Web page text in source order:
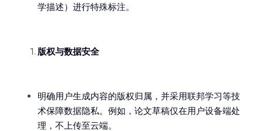
学描述）进行特殊标注。
版权与数据安全
明确用户生成内容的版权归属，并采用联邦学习等技
术保障数据隐私。例如，论文草稿仅在用户设备端处
理，不上传至云端。